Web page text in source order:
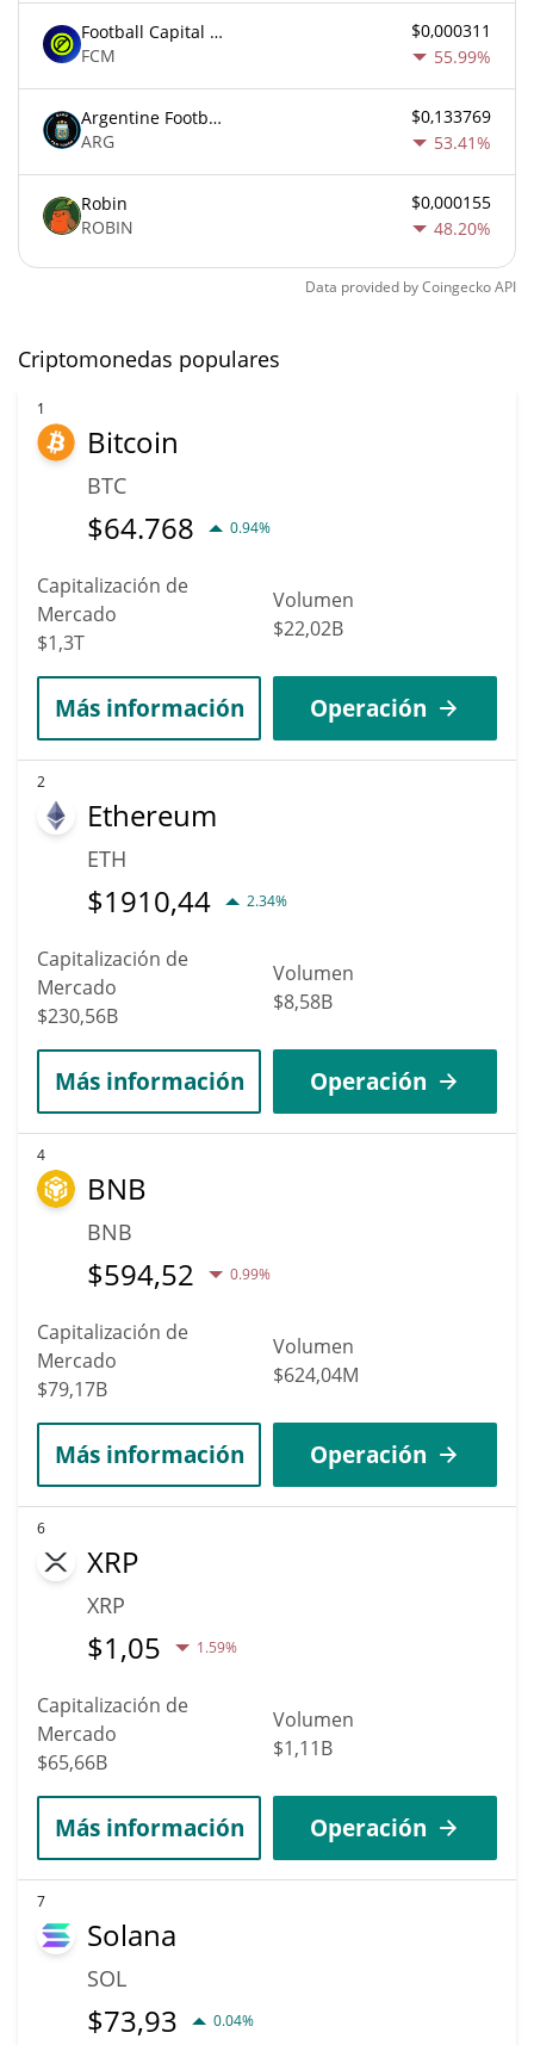
Football Capital Markets
FCM
$0,000311
55.99%
Argentine Football Association Fan Token
ARG
$0,133769
53.41%
Robin
ROBIN
$0,000155
48.20%
Data provided byCoingeckoAPI
Criptomonedas populares
1
Bitcoin
BTC
$64.768 0.94%
Capitalización de
Mercado
$1,3T
Volumen
$22,02B
Más información Operación
2
Ethereum
ETH
$1910,44 2.34%
Capitalización de
Mercado
$230,56B
Volumen
$8,58B
Más información Operación
4
BNB
BNB
$594,52 0.99%
Capitalización de
Mercado
$79,17B
Volumen
$624,04M
Más información Operación
6
XRP
XRP
$1,05 1.59%
Capitalización de
Mercado
$65,66B
Volumen
$1,11B
Más información Operación
7
Solana
SOL
$73,93 0.04%